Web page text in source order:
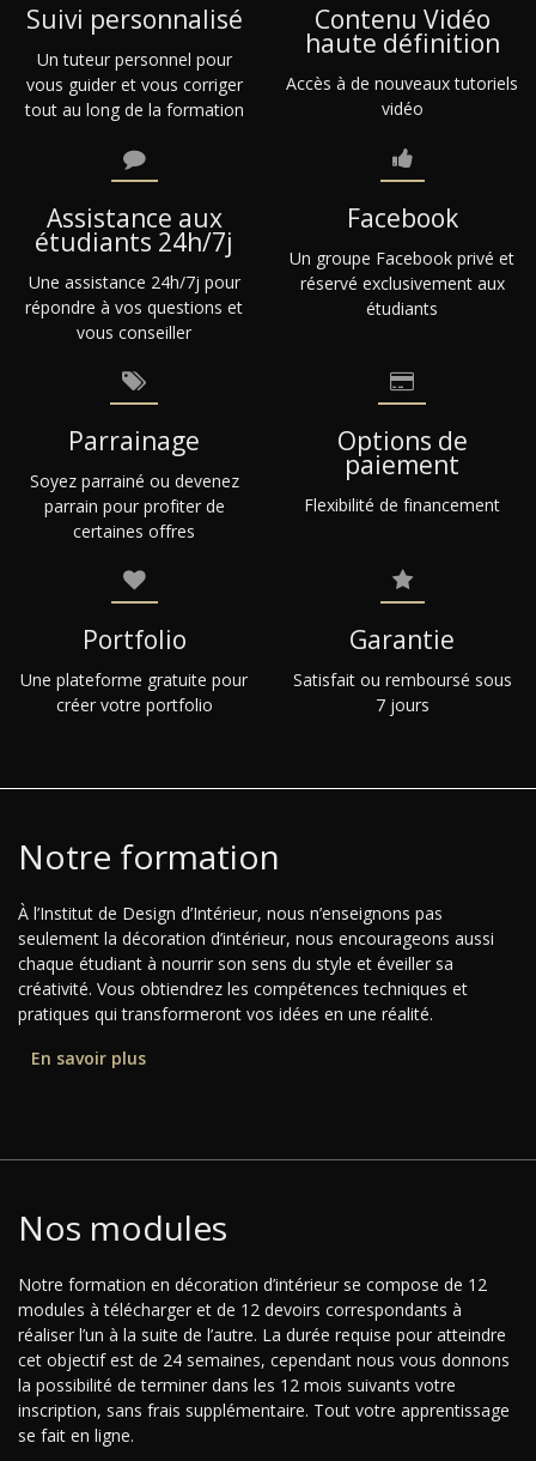
Suivi personnalisé
Un tuteur personnel pour
vous guider et vous corriger
tout au long de la formation
Contenu Vidéo
haute définition
Accès à de nouveaux tutoriels
vidéo
Assistance aux
étudiants 24h/7j
Une assistance 24h/7j pour
répondre à vos questions et
vous conseiller
Facebook
Un groupe Facebook privé et
réservé exclusivement aux
étudiants
Parrainage
Soyez parrainé ou devenez
parrain pour profiter de
certaines offres
Options de
paiement
Flexibilité de financement
Portfolio
Une plateforme gratuite pour
créer votre portfolio
Garantie
Satisfait ou remboursé sous
7 jours
Notre formation
À l’Institut de Design d’Intérieur, nous n’enseignons pas
seulement la décoration d’intérieur, nous encourageons aussi
chaque étudiant à nourrir son sens du style et éveiller sa
créativité. Vous obtiendrez les compétences techniques et
pratiques qui transformeront vos idées en une réalité.
En savoir plus
Nos modules
Notre formation en décoration d’intérieur se compose de 12
modules à télécharger et de 12 devoirs correspondants à
réaliser l’un à la suite de l’autre. La durée requise pour atteindre
cet objectif est de 24 semaines, cependant nous vous donnons
la possibilité de terminer dans les 12 mois suivants votre
inscription, sans frais supplémentaire. Tout votre apprentissage
se fait en ligne.